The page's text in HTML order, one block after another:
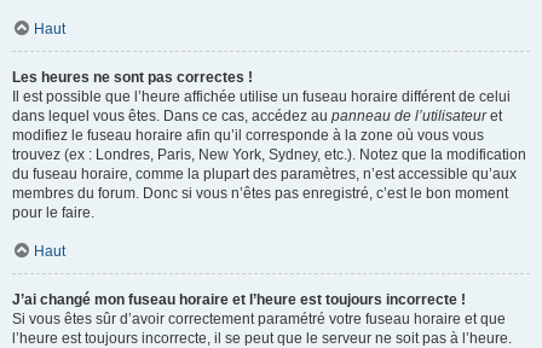
Haut
Les heures ne sont pas correctes !
Il est possible que l’heure affichée utilise un fuseau horaire différent de celui
dans lequel vous êtes. Dans ce cas, accédez au panneau de l’utilisateuret
modifiez le fuseau horaire afin qu’il corresponde à la zone où vous vous
trouvez (ex : Londres, Paris, New York, Sydney, etc.). Notez que la modification
du fuseau horaire, comme la plupart des paramètres, n’est accessible qu’aux
membres du forum. Donc si vous n’êtes pas enregistré, c’est le bon moment
pour le faire.
Haut
J’ai changé mon fuseau horaire et l’heure est toujours incorrecte !
Si vous êtes sûr d’avoir correctement paramétré votre fuseau horaire et que
l’heure est toujours incorrecte, il se peut que le serveur ne soit pas à l’heure.